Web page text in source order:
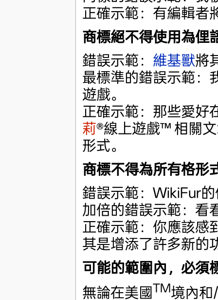
正確示範：有編輯者
商標絕不得使用為俚
錯誤示範： 維基獸將
最標準的錯誤示範：
遊戲。
正確示範：那些愛好
莉®線上遊戲™ 相關
形式。
商標不得為所有格形
錯誤示範：WikiFur
加倍的錯誤示範：看
正確示範：你應該感
其是增添了許多新的
可能的範圍內，必須
無論在美國TM境內